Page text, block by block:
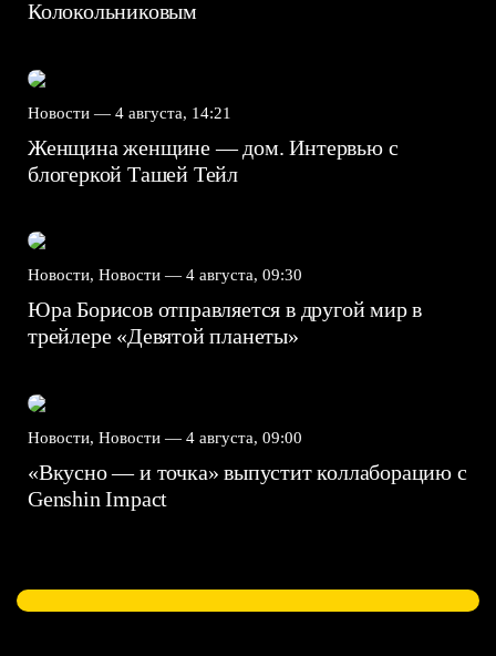
Колокольниковым
Новости — 4 августа, 14:21
Женщина женщине — дом. Интервью с
блогеркой Ташей Тейл
Новости, Новости — 4 августа, 09:30
Юра Борисов отправляется в другой мир в
трейлере «Девятой планеты»
Новости, Новости — 4 августа, 09:00
«Вкусно — и точка» выпустит коллаборацию с
Genshin Impact⁠⁠